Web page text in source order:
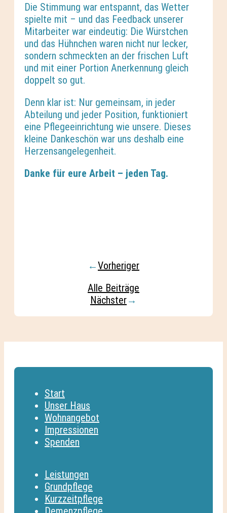
Die Stimmung war entspannt, das Wetter
spielte mit – und das Feedback unserer
Mitarbeiter war eindeutig: Die Würstchen
und das Hühnchen waren nicht nur lecker,
sondern schmeckten an der frischen Luft
und mit einer Portion Anerkennung gleich
doppelt so gut.
Denn klar ist: Nur gemeinsam, in jeder
Abteilung und jeder Position, funktioniert
eine Pflegeeinrichtung wie unsere. Dieses
kleine Dankeschön war uns deshalb eine
Herzensangelegenheit.
Danke für eure Arbeit – jeden Tag.
←Vorheriger
Alle Beiträge
Nächster→
Start
Unser Haus
Wohnangebot
Impressionen
Spenden
Leistungen
Grundpflege
Kurzzeitpflege